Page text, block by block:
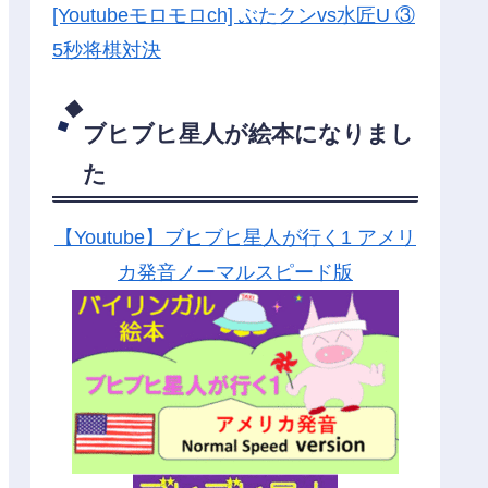
[Youtubeモロモロch] ぶたクンvs水匠U ③
5秒将棋対決
ブヒブヒ星人が絵本になりまし
た
【Youtube】ブヒブヒ星人が行く1 アメリ
カ発音ノーマルスピード版